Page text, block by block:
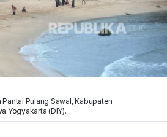
Pulang Sawal, Kabupaten
Yogyakarta (DIY).